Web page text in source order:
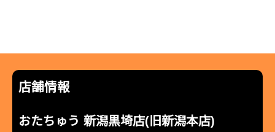
店舗情報
おたちゅう 新潟黒埼店(旧新潟本店)